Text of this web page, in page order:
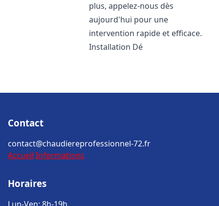
plus, appelez-nous dès
aujourd'hui pour une
intervention rapide et efficace.
Installation Dé
Contact
contact@chaudiereprofessionnel-72.fr
Accueil Informations
Horaires